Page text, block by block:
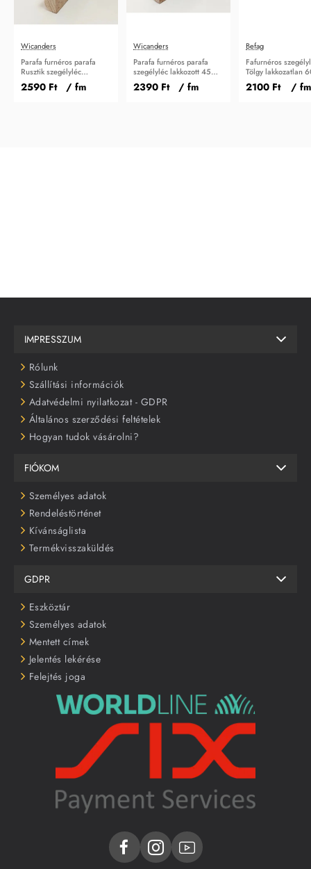
Wicanders
Parafa furnéros parafa
Rusztik szegélyléc
lakkozott 45 mm
2590 Ft / fm
Wicanders
Parafa furnéros parafa
szegélyléc lakkozott 45
mm
2390 Ft / fm
Befag
Fafurnéros
Tölgy lakkozatlan
2100 Ft / fm
IMPRESSZUM
Rólunk
Szállítási információk
Adatvédelmi nyilatkozat - GDPR
Általános szerződési feltételek
Hogyan tudok vásárolni?
FIÓKOM
Személyes adatok
Rendeléstörténet
Kívánságlista
Termékvisszaküldés
GDPR
Eszköztár
Személyes adatok
Mentett címek
Jelentés lekérése
Felejtés joga